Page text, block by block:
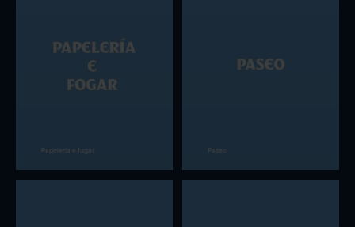
Papelería e fogar Paseo